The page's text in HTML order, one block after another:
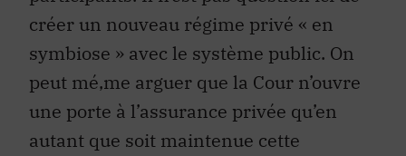
créer un nouveau régime privé « en
symbiose » avec le système public. On
peut mé‚me arguer que la Cour n’ouvre
une porte à l’assurance privée qu’en
autant que soit maintenue cette